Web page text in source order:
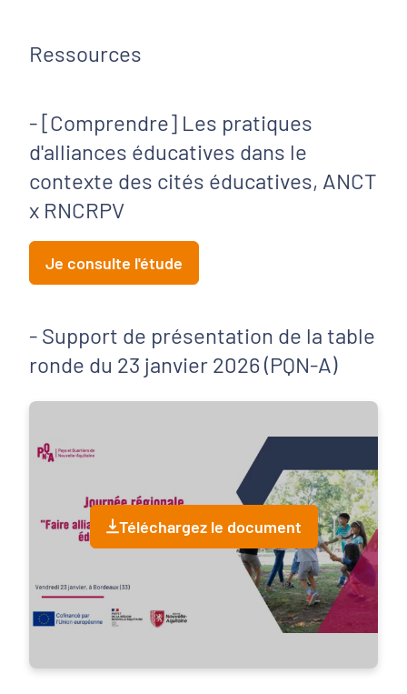
Ressources
- [Comprendre] Les pratiques
d'alliances éducatives dans le
contexte des cités éducatives, ANCT
x RNCRPV
Je consulte l'étude
- Support de présentation de la table
ronde du 23 janvier 2026 (PQN-A)
Téléchargez le document